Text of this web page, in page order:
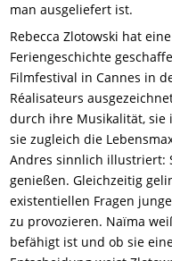
man ausgeliefert ist.
Rebecca Zlotowski hat
Feriengeschichte
Filmfestival in Cannes in
Réalisateurs
durch ihre Musikalität, sie
sie zugleich die
Andres sinnlich illustriert:
genießen. Gleichzeitig
existentiellen Fragen
zu provozieren. Naïma
befähigt ist und ob sie